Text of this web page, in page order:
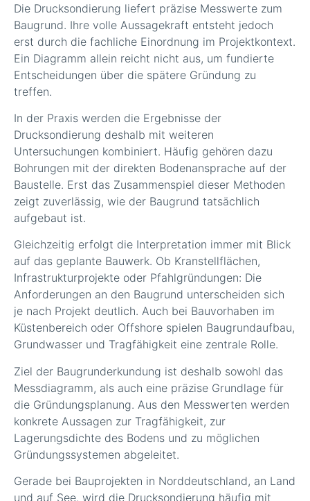
Die Drucksondierung liefert präzise Messwerte zum
Baugrund. Ihre volle Aussagekraft entsteht jedoch
erst durch die fachliche Einordnung im Projektkontext.
Ein Diagramm allein reicht nicht aus, um fundierte
Entscheidungen über die spätere Gründung zu
treffen.
In der Praxis werden die Ergebnisse der
Drucksondierung deshalb mit weiteren
Untersuchungen kombiniert. Häufig gehören dazu
Bohrungen mit der direkten Bodenansprache auf der
Baustelle. Erst das Zusammenspiel dieser Methoden
zeigt zuverlässig, wie der Baugrund tatsächlich
aufgebaut ist.
Gleichzeitig erfolgt die Interpretation immer mit Blick
auf das geplante Bauwerk. Ob Kranstellflächen,
Infrastrukturprojekte oder Pfahlgründungen: Die
Anforderungen an den Baugrund unterscheiden sich
je nach Projekt deutlich. Auch bei Bauvorhaben im
Küstenbereich oder Offshore spielen Baugrundaufbau,
Grundwasser und Tragfähigkeit eine zentrale Rolle.
Ziel der Baugrunderkundung ist deshalb sowohl das
Messdiagramm, als auch eine präzise Grundlage für
die Gründungsplanung. Aus den Messwerten werden
konkrete Aussagen zur Tragfähigkeit, zur
Lagerungsdichte des Bodens und zu möglichen
Gründungssystemen abgeleitet.
Gerade bei Bauprojekten in Norddeutschland, an Land
und auf See, wird die Drucksondierung häufig mit